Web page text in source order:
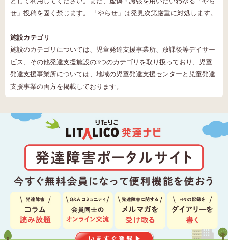
せ」投稿を固く禁じます。 「やらせ」は発見次第厳重に対処します。
施設カテゴリ
施設のカテゴリについては、児童発達支援事業所、放課後等デイサー
ビス、その他発達支援施設の3つのカテゴリを取り扱っており、児童
発達支援事業所については、地域の児童発達支援センターと児童発達
支援事業の両方を掲載しております。